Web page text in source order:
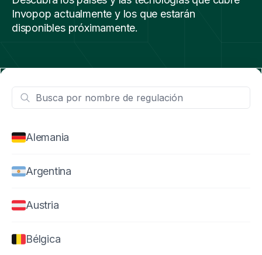
Console
Invoicing guides
Blog
Pricing
Invopop actualmente y los que estarán
disponibles próximamente.
Alemania
Argentina
Austria
Bélgica